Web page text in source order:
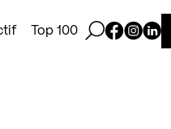
Top 100 Ouvrir la
PagePage